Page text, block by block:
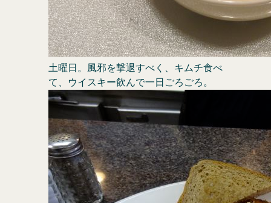
土曜日。風邪を撃退すべく、キムチ食べ
て、ウイスキー飲んで一日ごろごろ。